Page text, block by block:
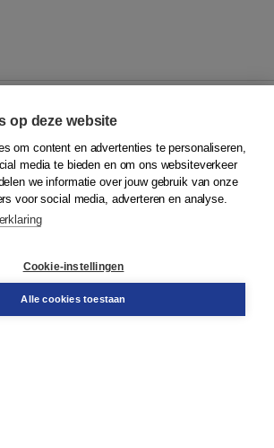
uitgevers
op deze website
om content en advertenties te personaliseren,
media te bieden en om ons websiteverkeer
we informatie over jouw gebruik van onze
voor social media, adverteren en analyse.
Cookie-instellingen
Alle cookies toestaan